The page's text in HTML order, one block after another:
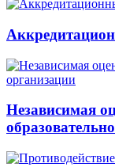
Независимая